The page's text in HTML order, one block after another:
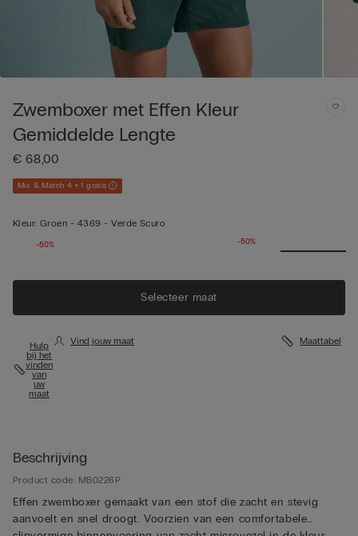
Zwemboxer met Effen Kleur
Gemiddelde Lengte
€ 68,00
Mix & Match 4 + 1 gratis
Kleur: Groen - 4369 - Verde Scuro
-50%
-50%
Selecteer maat
Hulp
bij het
vinden
van
uw
maat
Vind jouw maat Maattabel
Beschrijving
Product code: MB0226P
Effen zwemboxer gemaakt van een stof die zacht en stevig
aanvoelt en snel droogt. Voorzien van een comfortabele